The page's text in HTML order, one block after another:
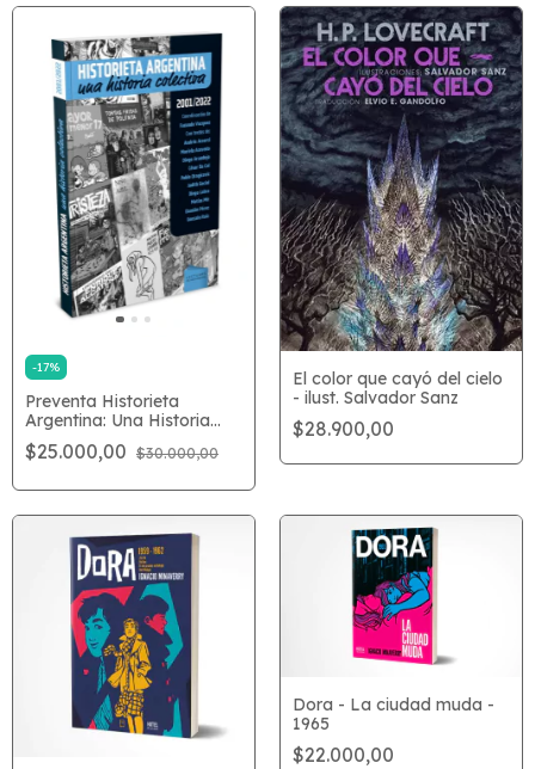
-17%
Preventa Historieta
Argentina: Una Historia
Colectiva
$25.000,00 $30.000,00
El color que cayó del cielo
- ilust. Salvador Sanz
$28.900,00
Dora - La ciudad muda -
1965
$22.000,00